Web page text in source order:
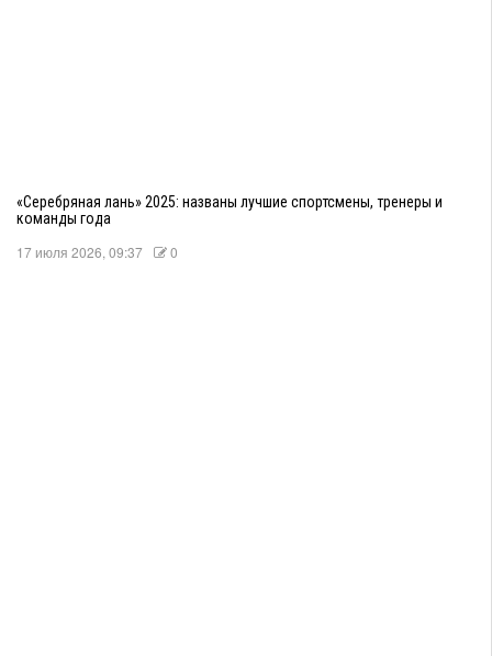
«Серебряная лань» 2025: названы лучшие спортсмены, тренеры и
команды года
17 июля 2026, 09:37 0